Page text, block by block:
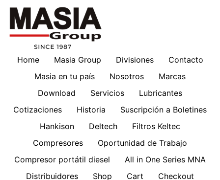
Home Masia Group Divisiones
Contacto
Masia en tu país
Nosotros
Marcas
Download
Servicios
Lubricantes
Cotizaciones
Historia
Suscripción a Boletines
Hankison
Deltech
Filtros Keltec
Compresores
Oportunidad de Trabajo
Compresor portátil diesel
All in One Series MNA
Distribuidores
Shop Cart Checkout